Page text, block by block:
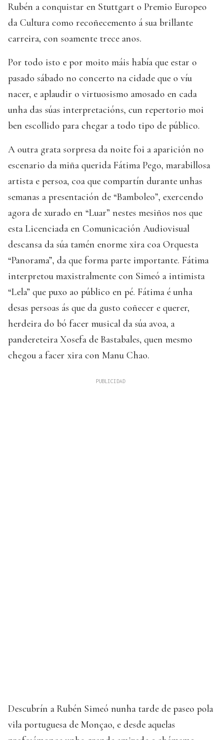
Rubén a conquistar en Stuttgart o Premio Europeo
da Cultura como recoñecemento á sua brillante
carreira, con soamente trece anos.
Por todo isto e por moito máis había que estar o
pasado sábado no concerto na cidade que o víu
nacer, e aplaudir o virtuosismo amosado en cada
unha das súas interpretacións, cun repertorio moi
ben escollido para chegar a todo tipo de público.
A outra grata sorpresa da noite foi a aparición no
escenario da miña querida Fátima Pego, marabillosa
artista e persoa, coa que compartín durante unhas
semanas a presentación de “Bamboleo”, exercendo
agora de xurado en “Luar” nestes mesiños nos que
esta Licenciada en Comunicación Audiovisual
descansa da súa tamén enorme xira coa Orquesta
“Panorama”, da que forma parte importante. Fátima
interpretou maxistralmente con Simeó a intimista
“Lela” que puxo ao público en pé. Fátima é unha
desas persoas ás que da gusto coñecer e querer,
herdeira do bó facer musical da súa avoa, a
pandereteira Xosefa de Bastabales, quen mesmo
chegou a facer xira con Manu Chao.
Descubrín a Rubén Simeó nunha tarde de paseo pola
vila portuguesa de Monçao, e desde aquelas